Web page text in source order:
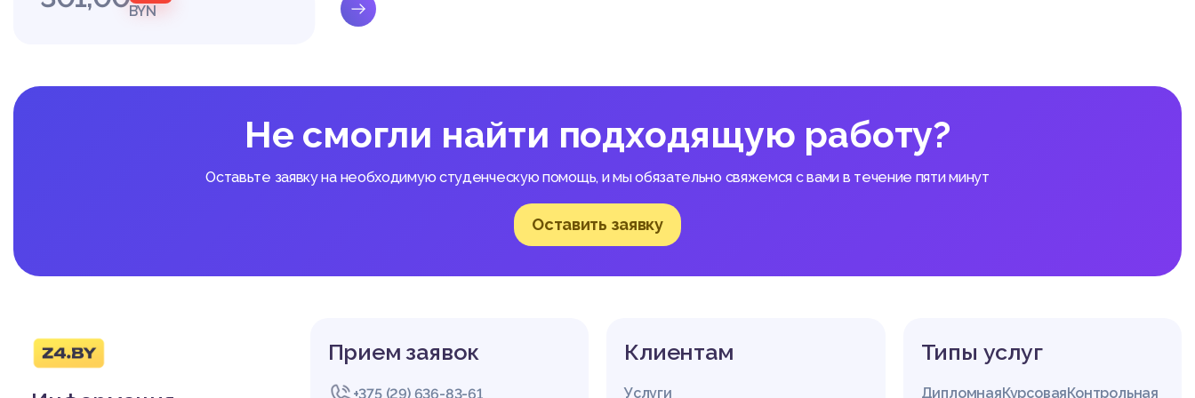
нутренних дел. В здании территориального органа прием сообщений о преступлении круглос
уточно осуществляют оперативные дежурные дежурных частей, а также и иные уполномоче
(по делам частного обвинения). Одновременно принимаются необходимые меры по предотвр
ащению или пресечению преступления или административного правонарушения, а равно по с
охранению их следов. Отказ в приеме заявления (сообщения) о преступлении запрещен.
ронной почте, по телеграфу, по информационным системам общего пользования, факсимильн
ым или иным видам связи, либо доставляются заявителем или его представителем лично, а со
общения о преступлении, об административном правонарушении и о происшествии – в устно
ного заседания (если оно было озвучено в ходе судебного разбирательства).
Все сообщения, полученные должностными лицами органов внутренних дел вне дежурной ча
BYN
Не смогли найти подходящую работу?
Оставьте заявку на необходимую студенческую помощь, и мы обязательно свяжемся с вами в течение пяти минут
Оставить заявку
Прием заявок
+375 (29) 636-83-61
Клиентам
Услуги
Типы услуг
ДипломнаяКурсоваяКонтрольная